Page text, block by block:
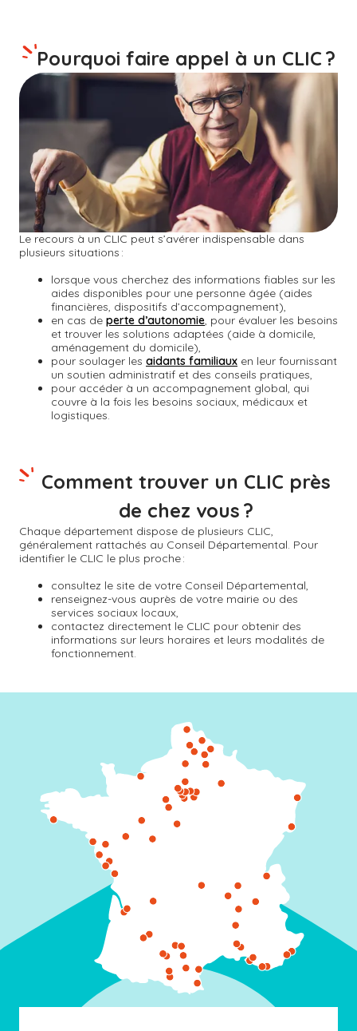
Le recours à un CLIC peut s’avérer indispensable dans
plusieurs situations :
lorsque vous cherchez des informations fiables sur les
aides disponibles pour une personne âgée (aides
financières, dispositifs d’accompagnement),
en cas de perte d’autonomie, pour évaluer les besoins
et trouver les solutions adaptées (aide à domicile,
aménagement du domicile),
pour soulager les aidants familiaux en leur fournissant
un soutien administratif et des conseils pratiques,
pour accéder à un accompagnement global, qui
couvre à la fois les besoins sociaux, médicaux et
logistiques.
Pourquoi faire appel à un CLIC ?
Chaque département dispose de plusieurs CLIC,
généralement rattachés au Conseil Départemental. Pour
identifier le CLIC le plus proche :
consultez le site de votre Conseil Départemental,
renseignez-vous auprès de votre mairie ou des
services sociaux locaux,
contactez directement le CLIC pour obtenir des
informations sur leurs horaires et leurs modalités de
fonctionnement.
Comment trouver un CLIC près
de chez vous ?